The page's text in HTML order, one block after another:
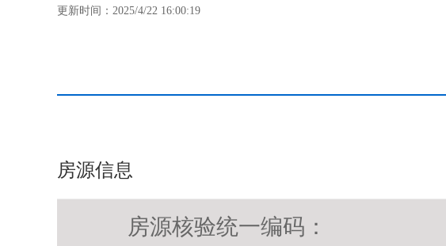
更新时间：2025/4/22 16:00:19
房源信息
房源核验统一编码：